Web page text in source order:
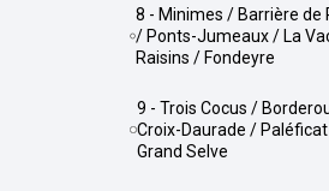
8 - Minimes / Barrière de Paris
/ Ponts-Jumeaux / La
Raisins / Fondeyre
9 - Trois Cocus / Borderouge /
Croix-Daurade /
Grand Selve